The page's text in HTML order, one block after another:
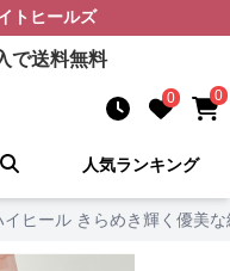
ト ヒールズ
で送料無料
0 0
人気ランキング
イヒール きらめき輝く優美